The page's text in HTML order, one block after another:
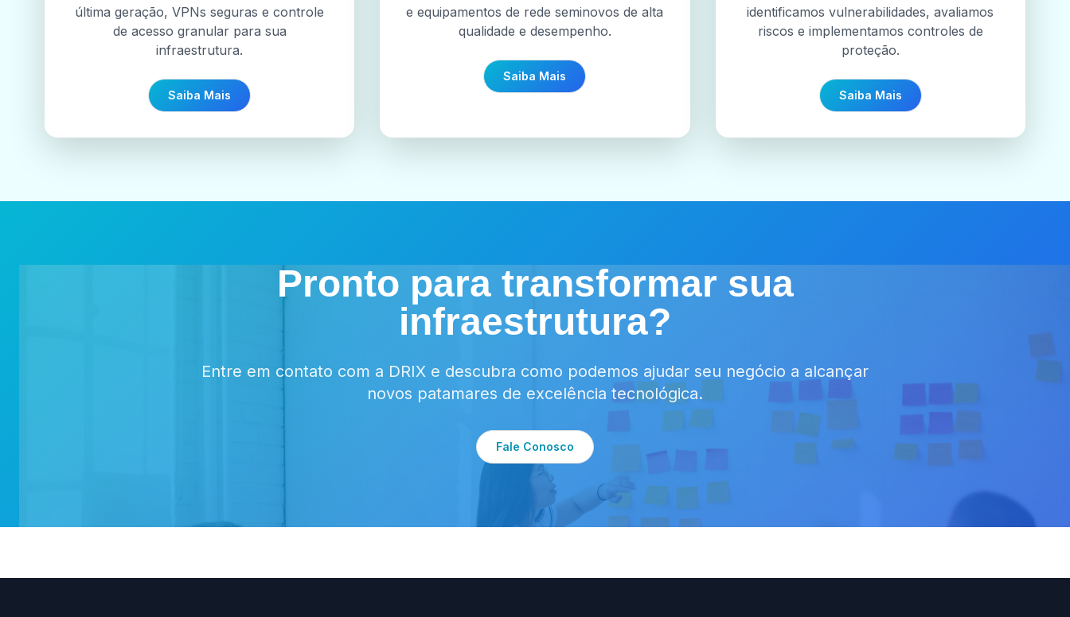
última geração, VPNs seguras e controle
de acesso granular para sua
infraestrutura.
Saiba Mais
e equipamentos de rede seminovos de alta
qualidade e desempenho.
Saiba Mais
identificamos vulnerabilidades, avaliamos
riscos e implementamos controles de
proteção.
Saiba Mais
Pronto para transformar sua
infraestrutura?
Entre em contato com a DRIX e descubra como podemos ajudar seu negócio a alcançar
novos patamares de excelência tecnológica.
Fale Conosco